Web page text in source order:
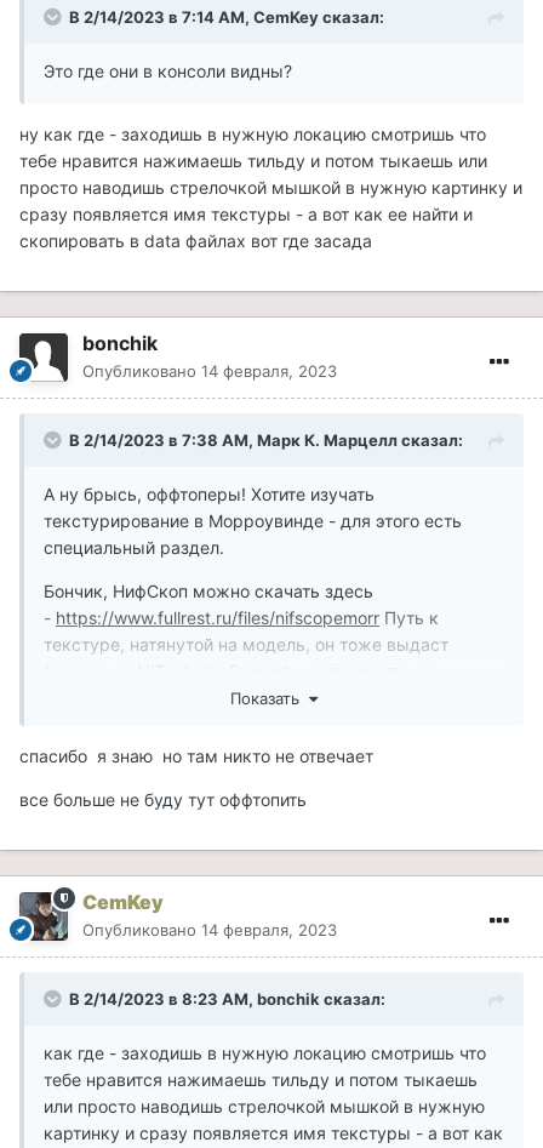
В 2/14/2023 в 7:14 AM, CemKeyсказал:
Это где они в консоли видны?
ну как где - заходишь в нужную локацию смотришь что
тебе нравится нажимаешь тильду и потом тыкаешь или
просто наводишь стрелочкой мышкой в нужную картинку и
сразу появляется имя текстуры - а вот как ее найти и
скопировать в data файлах вот где засада
bonchik
Опубликовано 14 февраля, 2023
В 2/14/2023 в 7:38 AM, Марк К. Марцелл сказал:
А ну брысь, оффтоперы! Хотите изучать
текстурирование в Морроувинде - для этого есть
специальный раздел.
Бончик, НифСкоп можно скачать здесь
- https://www.fullrest.ru/files/nifscopemorr Путь к
текстуре, натянутой на модель, он тоже выдаст
изменяет). Если нет - поиском в Data Files/textures.
чем задать следующий вопрос - настоятельно
рекомендую почитать эту тему, посмотреть соседние
Morrowind.
Показать
спасибо я знаю но там никто не отвечает
все больше не буду тут оффтопить
CemKey
Опубликовано 14 февраля, 2023
В 2/14/2023 в 8:23 AM, bonchik сказал:
как где - заходишь в нужную локацию смотришь что
тебе нравится нажимаешь тильду и потом тыкаешь
или просто наводишь стрелочкой мышкой в нужную
картинку и сразу появляется имя текстуры - а вот как